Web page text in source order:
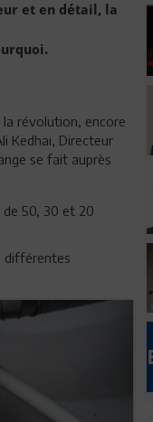
et en détail, la
révolution, encore
Kedhai, Directeur
se fait auprès
de 50, 30 et 20
différentes